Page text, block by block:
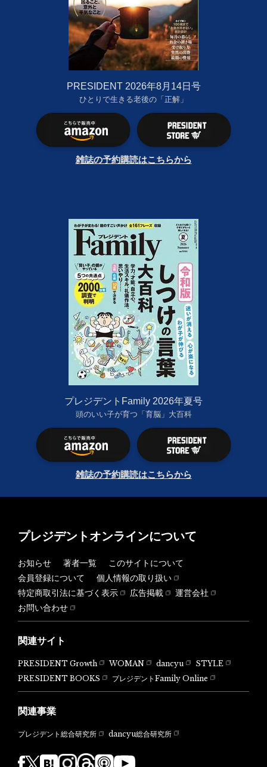
PRESIDENT 2026年8月14日号
ひとりで生きる老後の「正解」
雑誌の予約購読はこちらから
プレジデントFamily 2026年夏号
頭のいい子が育つ「育脳」大百科
雑誌の予約購読はこちらから
プレジデントオンラインについて
お知らせ 著者一覧
このサイトについて
会員登録について
個人情報の取り扱い
特定商取引法に基づく表示
広告掲載
運営会社
お問い合わせ
関連サイト
PRESIDENT Growth WOMAN dancyu
STYLE
PRESIDENT BOOKS
プレジデントFamily Online
関連事業
プレジデント総合研究所 dancyu総合研究所